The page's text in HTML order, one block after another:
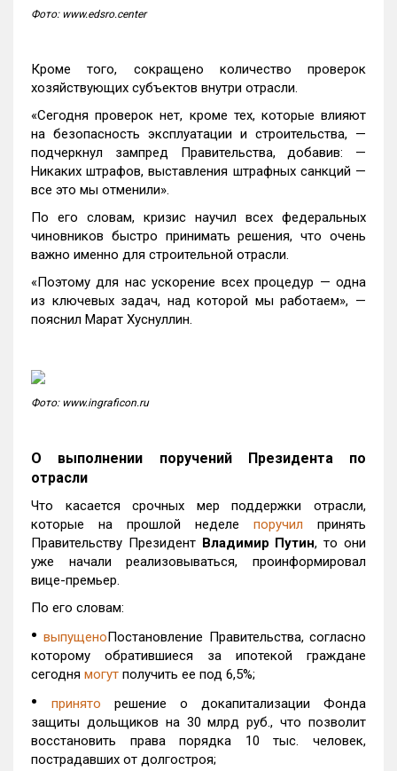
Фото: www.edsro.center
Кроме того, сокращено количество проверок
хозяйствующих субъектов внутри отрасли.
«Сегодня проверок нет, кроме тех, которые влияют
на безопасность эксплуатации и строительства, —
подчеркнул зампред Правительства, добавив: —
Никаких штрафов, выставления штрафных санкций —
все это мы отменили».
По его словам, кризис научил всех федеральных
чиновников быстро принимать решения, что очень
важно именно для строительной отрасли.
«Поэтому для нас ускорение всех процедур — одна
из ключевых задач, над которой мы работаем», —
пояснил Марат Хуснуллин.
Фото: www.ingraficon.ru
О выполнении поручений Президента по
отрасли
Что касается срочных мер поддержки отрасли,
которые на прошлой неделе поручил принять
Правительству Президент Владимир Путин, то они
уже начали реализовываться, проинформировал
вице-премьер.
По его словам:
•выпущеноПостановление Правительства, согласно
которому обратившиеся за ипотекой граждане
сегодня могут получить ее под 6,5%;
• принято решение о докапитализации Фонда
защиты дольщиков на 30 млрд руб., что позволит
восстановить права порядка 10 тыс. человек,
пострадавших от долгостроя;